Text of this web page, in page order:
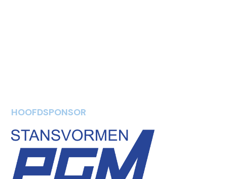
HOOFDSPONSOR